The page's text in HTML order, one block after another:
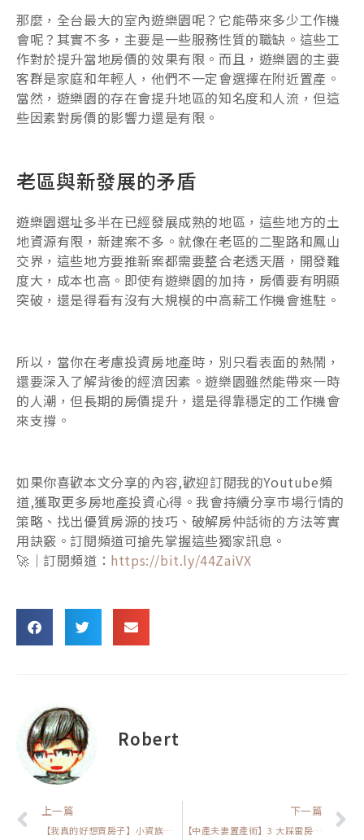
那麼，全台最大的室內遊樂園呢？它能帶來多少工作機
會呢？其實不多，主要是一些服務性質的職缺。這些工
作對於提升當地房價的效果有限。而且，遊樂園的主要
客群是家庭和年輕人，他們不一定會選擇在附近置產。
當然，遊樂園的存在會提升地區的知名度和人流，但這
些因素對房價的影響力還是有限。
老區與新發展的矛盾
遊樂園選址多半在已經發展成熟的地區，這些地方的土
地資源有限，新建案不多。就像在老區的二聖路和鳳山
交界，這些地方要推新案都需要整合老透天厝，開發難
度大，成本也高。即使有遊樂園的加持，房價要有明顯
突破，還是得看有沒有大規模的中高薪工作機會進駐。
所以，當你在考慮投資房地產時，別只看表面的熱鬧，
還要深入了解背後的經濟因素。遊樂園雖然能帶來一時
的人潮，但長期的房價提升，還是得靠穩定的工作機會
來支撐。
如果你喜歡本文分享的內容,歡迎訂閱我的Youtube頻
道,獲取更多房地產投資心得。我會持續分享市場行情的
策略、找出優質房源的技巧、破解房仲話術的方法等實
用訣竅。訂閱頻道可搶先掌握這些獨家訊息。
🚀｜訂閱頻道： https://bit.ly/44ZaiVX
Robert
上一頁
上一篇
【我真的好想買房子】小資族買小套房能翻身嗎？你要先想清楚這件事！
下一篇
【中產夫妻置產術】3 大踩雷房型別碰！讓你輕鬆收租拚漲幅